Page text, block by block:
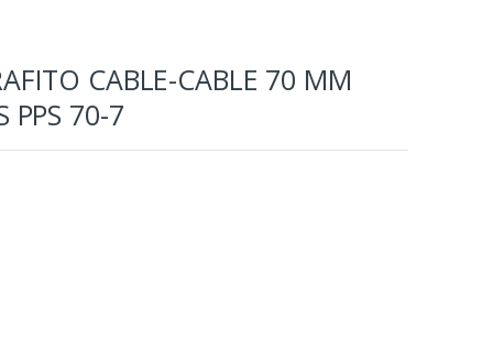
CABLE-CABLE 70 MM
PPS 70-7